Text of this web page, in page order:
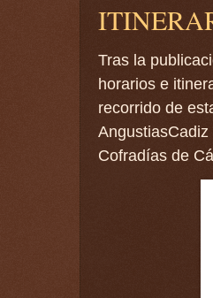
Tras la
horarios e
recorrido de
Cofradías de